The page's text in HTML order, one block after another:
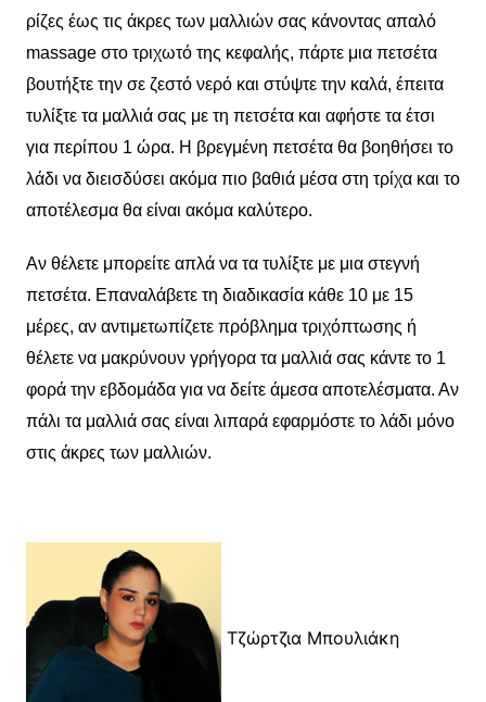
ρίζες έως τις άκρες των μαλλιών σας κάνοντας απαλό
massage στο τριχωτό της κεφαλής, πάρτε μια πετσέτα
βουτήξτε την σε ζεστό νερό και στύψτε την καλά, έπειτα
τυλίξτε τα μαλλιά σας με τη πετσέτα και αφήστε τα έτσι
για περίπου 1 ώρα. Η βρεγμένη πετσέτα θα βοηθήσει το
λάδι να διεισδύσει ακόμα πιο βαθιά μέσα στη τρίχα και το
αποτέλεσμα θα είναι ακόμα καλύτερο.
Αν θέλετε μπορείτε απλά να τα τυλίξτε με μια στεγνή
πετσέτα. Επαναλάβετε τη διαδικασία κάθε 10 με 15
μέρες, αν αντιμετωπίζετε πρόβλημα τριχόπτωσης ή
θέλετε να μακρύνουν γρήγορα τα μαλλιά σας κάντε το 1
φορά την εβδομάδα για να δείτε άμεσα αποτελέσματα. Αν
πάλι τα μαλλιά σας είναι λιπαρά εφαρμόστε το λάδι μόνο
στις άκρες των μαλλιών.
Τζώρτζια Μπουλιάκη